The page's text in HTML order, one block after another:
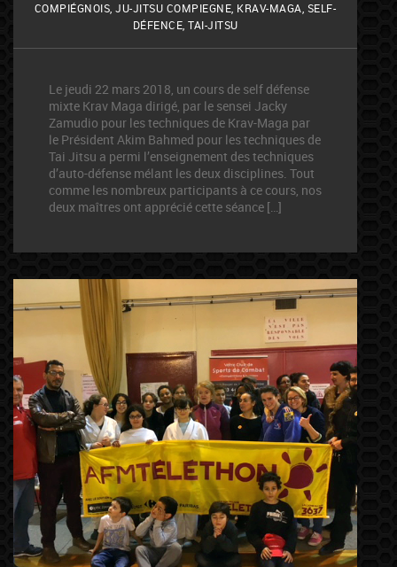
COMPIÉGNOIS ,JU-JITSU COMPIEGNE KRAV-MAGA SELF-
DÉFENCE TAI-JITSU
Le jeudi 22 mars 2018, un cours de self défense
mixte Krav Maga dirigé, par le sensei Jacky
Zamudio pour les techniques de Krav-Maga par
le Président Akim Bahmed pour les techniques de
Tai Jitsu a permi l’enseignement des techniques
d’auto-défense mélant les deux disciplines. Tout
comme les nombreux participants à ce cours, nos
deux maîtres ont apprécié cette séance […]